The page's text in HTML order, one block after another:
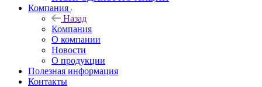
Компания
Назад
Компания
О компании
Новости
О продукции
Полезная информация
Контакты